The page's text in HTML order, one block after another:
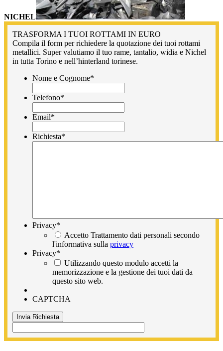
NICHEL
TRASFORMA I TUOI ROTTAMI IN EURO
Compila il form per richiedere la quotazione dei tuoi rottami
metallici. Super valutiamo il tuo rame, tantalio, widia e Nichel
in tutta Torino e nell’hinterland torinese.
Nome e Cognome*
Telefono*
Email*
Richiesta*
Privacy*
Accetto Trattamento dati personali secondo
l'informativa sulla privacy
Privacy*
Utilizzando questo modulo accetti la
memorizzazione e la gestione dei tuoi dati da
questo sito web.
CAPTCHA